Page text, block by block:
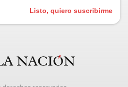
Listo, quiero suscribirme